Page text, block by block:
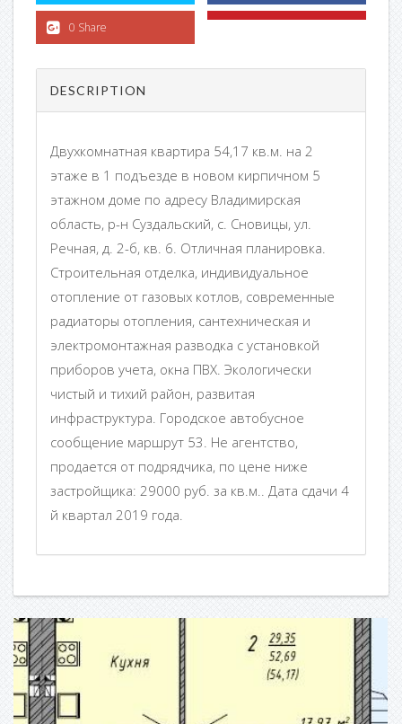
0 Share
DESCRIPTION
Двухкомнатная квартира 54,17 кв.м. на 2
этаже в 1 подъезде в новом кирпичном 5
этажном доме по адресу Владимирская
область, р-н Суздальский, с. Сновицы, ул.
Речная, д. 2-б, кв. 6. Отличная планировка.
Строительная отделка, индивидуальное
отопление от газовых котлов, современные
радиаторы отопления, сантехническая и
электромонтажная разводка с установкой
приборов учета, окна ПВХ. Экологически
чистый и тихий район, развитая
инфраструктура. Городское автобусное
сообщение маршрут 53. Не агентство,
продается от подрядчика, по цене ниже
застройщика: 29000 руб. за кв.м.. Дата сдачи 4
й квартал 2019 года.